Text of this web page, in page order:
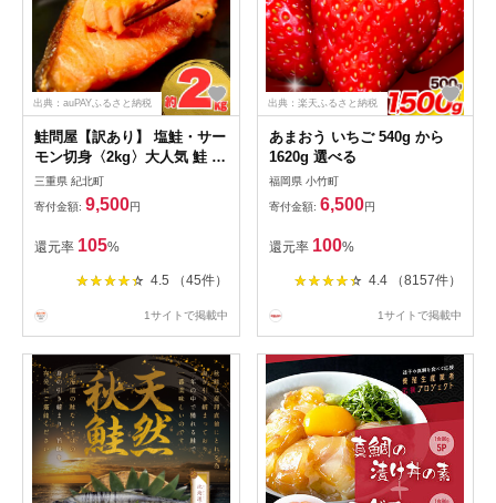
出典：auPAYふるさと納税
鮭問屋【訳あり】 塩鮭・サー
モン切身〈2kg〉大人気 鮭 切
り身 家計応援 不揃い 鮭問屋
直送【MS03】
三重県 紀北町
寄付金額: 9,500円
還元率 105%
4.5 （45件）
1サイトで掲載中
出典：楽天ふるさと納税
あまおう いちご 540g から
1620g 選べる
福岡県 小竹町
寄付金額: 6,500円
還元率 100%
4.4 （8157件）
1サイトで掲載中